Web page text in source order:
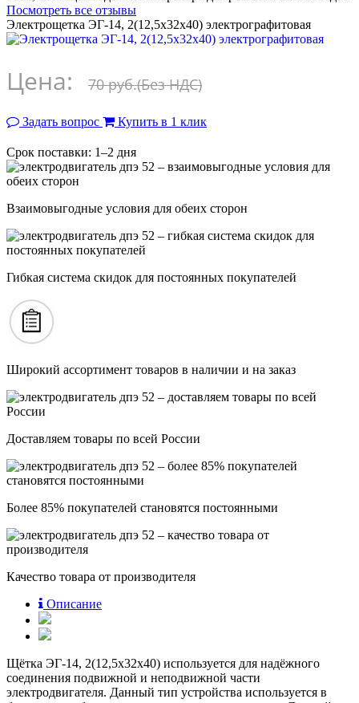
Посмотреть все отзывы
Электрощетка ЭГ-14, 2(12,5x32x40) электрографитовая
Цена: 70 руб.(Без НДС)
Задать вопрос Купить в 1 клик
Срок поставки: 1–2 дня
Взаимовыгодные условия для обеих сторон
Гибкая система скидок для постоянных покупателей
Широкий ассортимент товаров в наличии и на заказ
Доставляем товары по всей России
Более 85% покупателей становятся постоянными
Качество товара от производителя
Описание
Щётка ЭГ-14, 2(12,5x32x40) используется для надёжного
соединения подвижной и неподвижной части
электродвигателя. Данный тип устройства используется в